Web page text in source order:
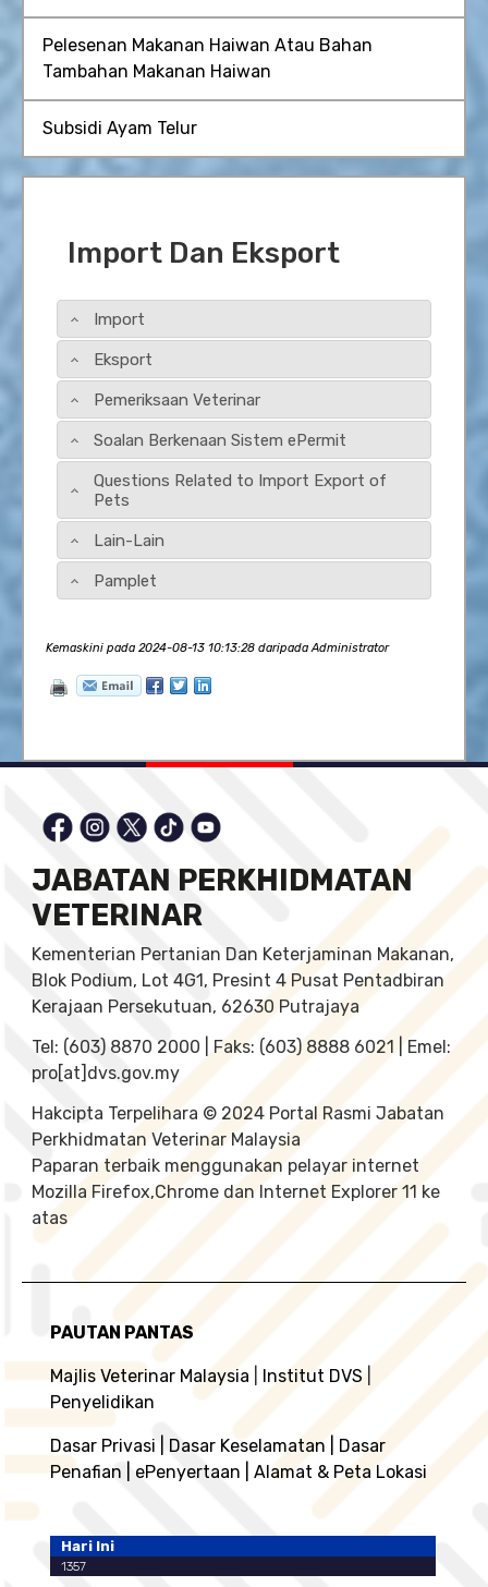
Pelesenan Makanan Haiwan Atau Bahan
Tambahan Makanan Haiwan
Subsidi Ayam Telur
Import Dan Eksport
Import
Eksport
Pemeriksaan Veterinar
Soalan Berkenaan Sistem ePermit
Questions Related to Import Export of
Pets
Lain-Lain
Pamplet
Kemaskini pada 2024-08-13 10:13:28 daripada Administrator
JABATAN PERKHIDMATAN
VETERINAR
Kementerian Pertanian Dan Keterjaminan Makanan,
Blok Podium, Lot 4G1, Presint 4 Pusat Pentadbiran
Kerajaan Persekutuan, 62630 Putrajaya
Tel: (603) 8870 2000 | Faks: (603) 8888 6021 | Emel:
pro[at]dvs.gov.my
Hakcipta Terpelihara © 2024 Portal Rasmi Jabatan
Perkhidmatan Veterinar Malaysia
Paparan terbaik menggunakan pelayar internet
Mozilla Firefox,Chrome dan Internet Explorer 11 ke
atas
PAUTAN PANTAS
Majlis Veterinar Malaysia Institut DVS
Penyelidikan
Dasar Privasi Dasar Keselamatan
Dasar
Penafian
ePenyertaan |Alamat & Peta Lokasi
Hari Ini
1357